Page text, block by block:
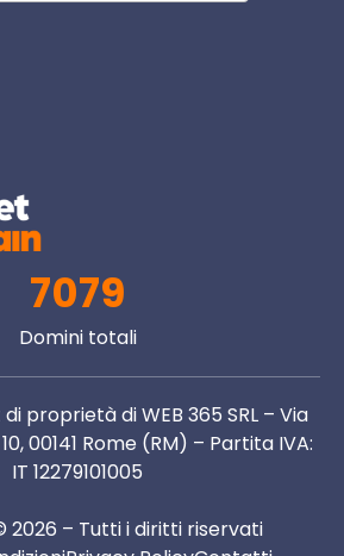
7079
Domini totali
proprietà di WEB 365 SRL – Via
00141 Rome (RM) – Partita IVA:
IT 12279101005
2026 – Tutti i diritti riservati